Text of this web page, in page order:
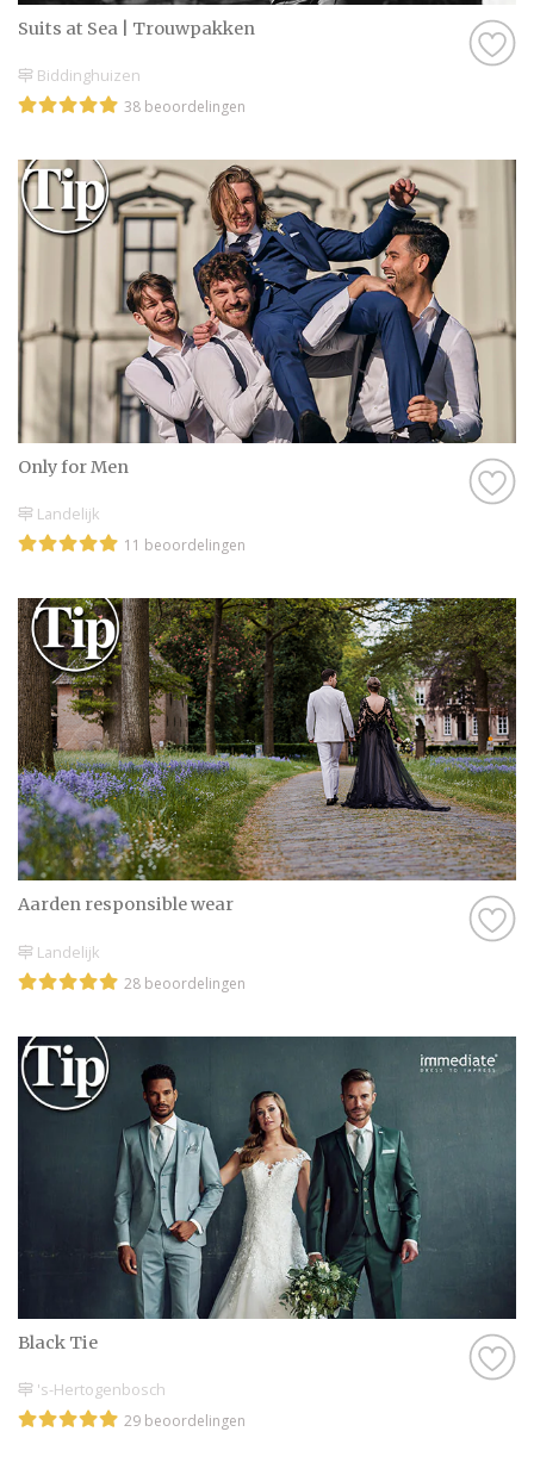
Suits at Sea | Trouwpakken
Biddinghuizen
38 beoordelingen
Only for Men
Landelijk
11 beoordelingen
Aarden responsible wear
Landelijk
28 beoordelingen
Black Tie
's-Hertogenbosch
29 beoordelingen